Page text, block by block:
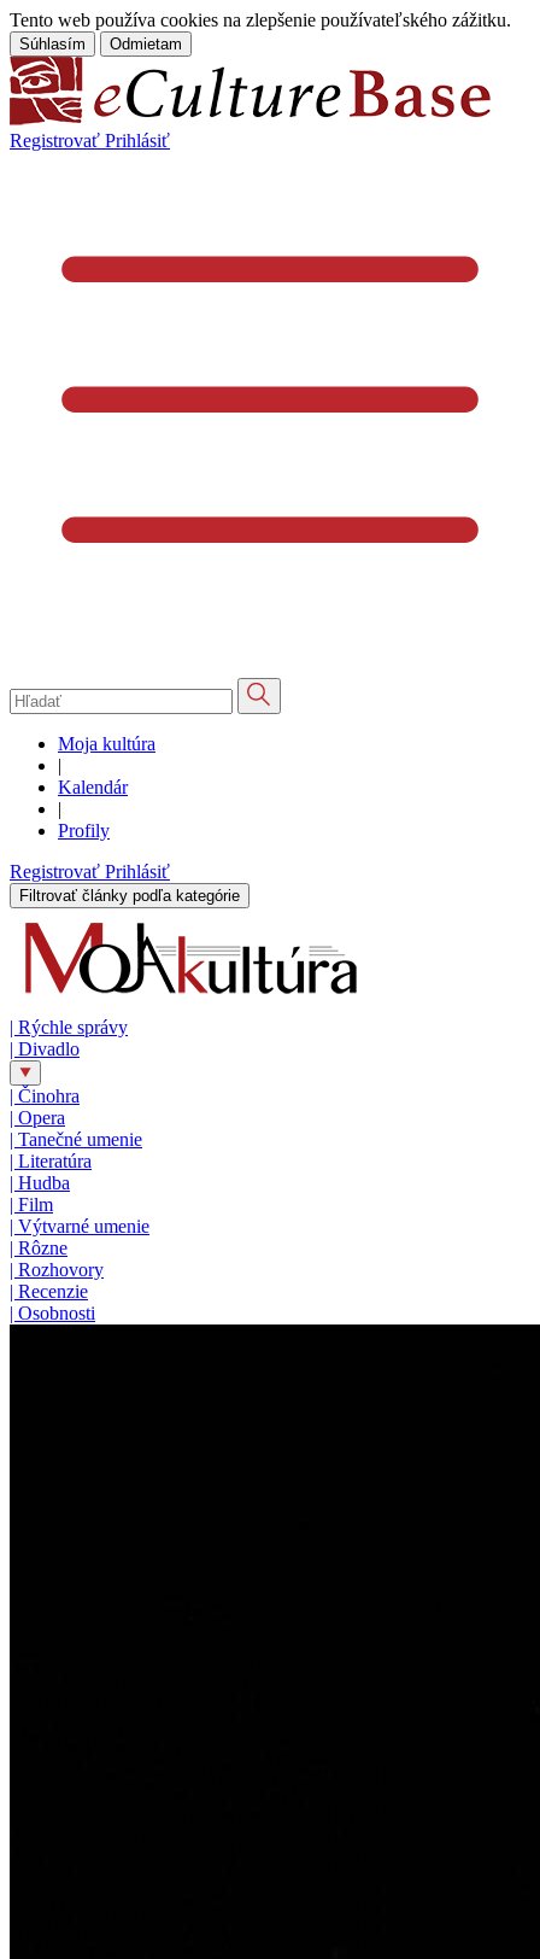
Tento web používa cookies na zlepšenie používateľského zážitku.
Súhlasím Odmietam
Registrovať Prihlásiť
Moja kultúra
|
Kalendár
|
Profily
Registrovať Prihlásiť
Filtrovať články podľa kategórie
| Rýchle správy
| Divadlo
| Činohra
| Opera
| Tanečné umenie
| Literatúra
| Hudba
| Film
| Výtvarné umenie
| Rôzne
| Rozhovory
| Recenzie
| Osobnosti